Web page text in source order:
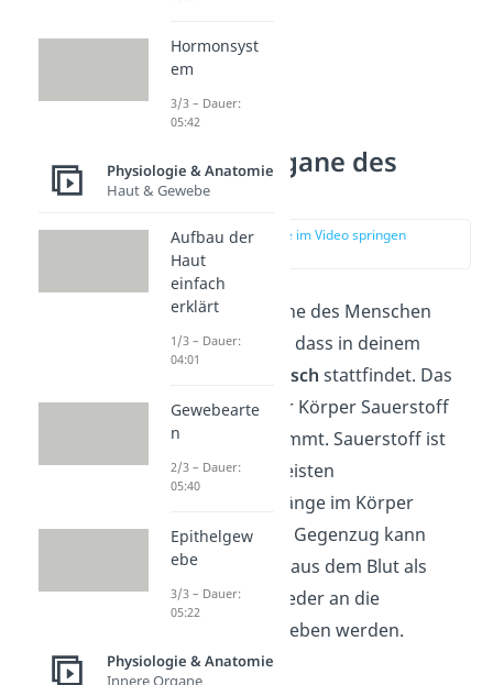
Atmungsorgane des
Menschen
zur Stelle im Video springen
Die Atmungsorgane des Menschen
sorgen also dafür, dass in deinem
Gasaustausch stattfindet. Das
bedeutet, dass der Körper Sauerstoff
aus der Luft aufnimmt. Sauerstoff ist
nämlich für die meisten
Stoffwechselvorgänge im Körper
enorm wichtig. Im Gegenzug kann
Kohlenstoffdioxid aus dem Blut als
‚Abfallprodukt‘ wieder an die
Umgebung abgegeben werden.
Praktisch!
Hormonsyst
em
3/3 – Dauer:
05:42
Physiologie & Anatomie
Haut & Gewebe
Aufbau der
Haut
einfach
erklärt
1/3 – Dauer:
04:01
Gewebearte
n
2/3 – Dauer:
05:40
Epithelgew
ebe
3/3 – Dauer:
05:22
Physiologie & Anatomie
Innere Organe